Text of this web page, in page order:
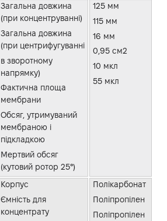
Загальна довжина
(при концентруванні)
Загальна довжина
(при центрифугуванні
в зворотному
напрямку)
Фактична площа
мембрани
Обсяг, утримуваний
мембраною і
підкладкою
Мертвий обсяг
(кутовий ротор 25°)
125 мм
115 мм
16 мм
0,95 см2
10 мкл
55 мкл
Корпус
Ємність для
концентрату
Полікарбонат
Поліпропілен
Поліпропілен